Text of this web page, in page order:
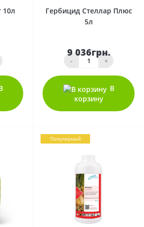
10л
Гербицид Стеллар Плюс
5л
9 036грн.
- +
В
корзину
Популярный